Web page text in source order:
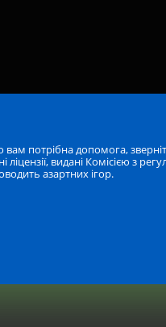
вам потрібна допомога,
видані Комісією з
азартних ігор.